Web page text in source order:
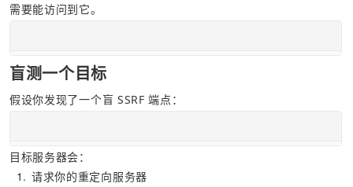
需要能访问到它。
盲测一个目标
假设你发现了一个盲 SSRF 端点：
目标服务器会：
1 请求你的重定向服务器